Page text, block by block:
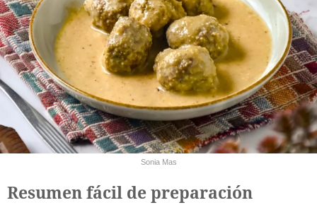
Sonia Mas
Resumen fácil de preparación